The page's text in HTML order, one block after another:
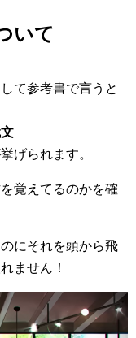
いて
て参考書で言うと
げられます。
覚えてるのかを確
にそれを頭から飛
ません！